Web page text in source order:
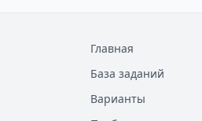
Главная
База заданий
Варианты